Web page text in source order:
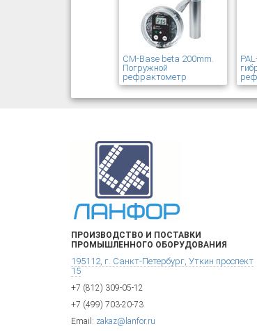
CM-Base beta 200mm.
Погружной
рефрактометр
ПРОИЗВОДСТВО И ПОСТАВКИ
ПРОМЫШЛЕННОГО ОБОРУДОВАНИЯ
195112, г. Санкт-Петербург, Уткин проспект
15
+7 (812) 309-05-12
+7 (499) 703-20-73
Email: zakaz@lanfor.ru